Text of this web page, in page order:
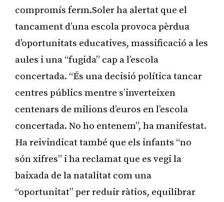
compromís ferm.Soler ha alertat que el
tancament d’una escola provoca pèrdua
d’oportunitats educatives, massificació a les
aules i una “fugida” cap a l’escola
concertada. “És una decisió política tancar
centres públics mentre s’inverteixen
centenars de milions d’euros en l’escola
concertada. No ho entenem”, ha manifestat.
Ha reivindicat també que els infants “no
són xifres” i ha reclamat que es vegi la
baixada de la natalitat com una
“oportunitat” per reduir ràtios, equilibrar